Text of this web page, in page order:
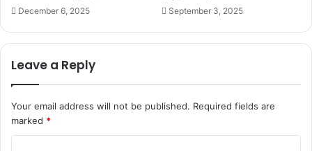
December 6, 2025 September 3, 2025
Leave a Reply
Your email address will not be published. Required fields are
marked *